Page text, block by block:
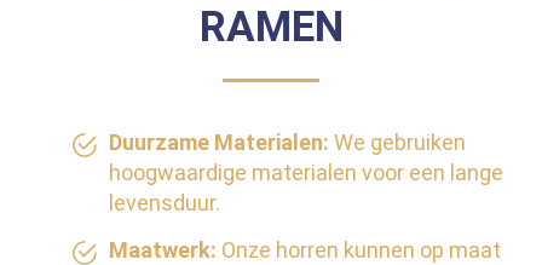
RAMEN
Duurzame Materialen: We gebruiken
hoogwaardige materialen voor een lange
levensduur.
Maatwerk: Onze horren kunnen op maat